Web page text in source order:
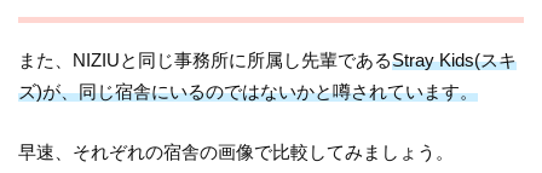
また、NIZIUと同じ事務所に所属し先輩であるStray Kids(スキ
ズ)が、同じ宿舎にいるのではないかと噂されています。
早速、それぞれの宿舎の画像で比較してみましょう。